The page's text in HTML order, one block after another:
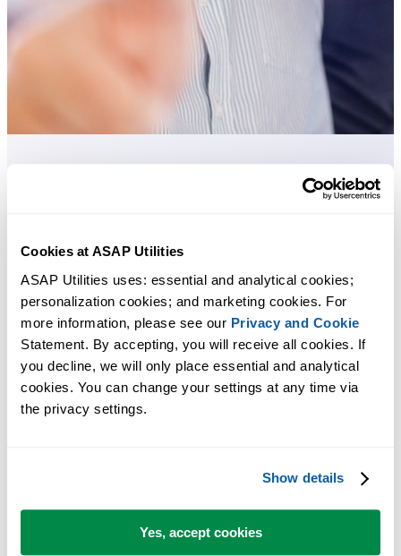
Cookies at ASAP Utilities
ASAP Utilities uses: essential and analytical cookies;
personalization cookies; and marketing cookies. For
more information, please see our Privacy and Cookie
Statement. By accepting, you will receive all cookies. If
you decline, we will only place essential and analytical
cookies. You can change your settings at any time via
the privacy settings.
Show details
Yes, accept cookies
ASAP Utilities 帮助您节省时间，并实现 Excel 本身无法完成的
您可以立即开始使用，无需培训。
大多数用户都会先从几个工具开始。 很多用户后来都会每天使